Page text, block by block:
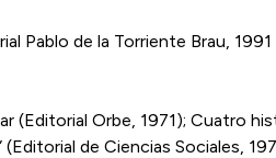
Pablo de la Torriente Brau,
Orbe, 1971); Cuatro
de Ciencias Sociales,